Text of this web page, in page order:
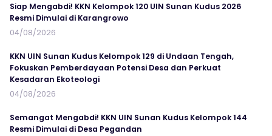
Siap Mengabdi! KKN Kelompok 120 UIN Sunan Kudus 2026
Resmi Dimulai di Karangrowo
04/08/2026
KKN UIN Sunan Kudus Kelompok 129 di Undaan Tengah,
Fokuskan Pemberdayaan Potensi Desa dan Perkuat
Kesadaran Ekoteologi
04/08/2026
Semangat Mengabdi! KKN UIN Sunan Kudus Kelompok 144
Resmi Dimulai di Desa Pegandan